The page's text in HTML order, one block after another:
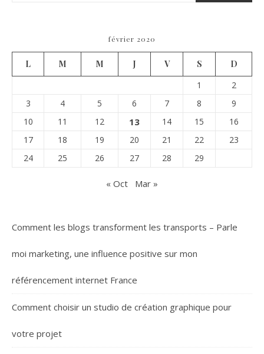
février 2020
L M M J V S
D
1
2
3
4 5 6 7 8
9
10
11 12 13 14 15
16
17
18 19 20 21 22
23
24
25 26 27 28 29
« Oct Mar »
Comment les blogs transforment les transports – Parle
moi marketing, une influence positive sur mon
référencement internet France
Comment choisir un studio de création graphique pour
votre projet